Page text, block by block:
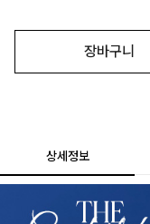
장바구니
상세정보